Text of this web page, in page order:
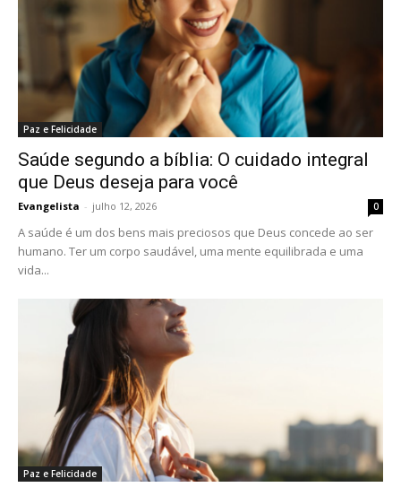
Paz e Felicidade
Saúde segundo a bíblia: O cuidado integral
que Deus deseja para você
Evangelista - julho 12, 2026 0
A saúde é um dos bens mais preciosos que Deus concede ao ser
humano. Ter um corpo saudável, uma mente equilibrada e uma
vida...
Paz e Felicidade